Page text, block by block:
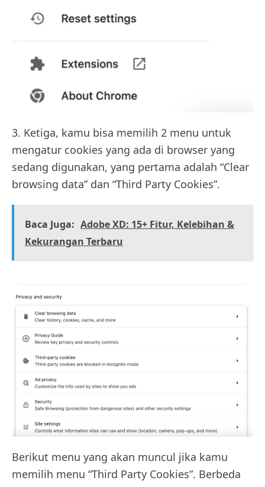
3. Ketiga, kamu bisa memilih 2 menu untuk
mengatur cookies yang ada di browser yang
sedang digunakan, yang pertama adalah “Clear
browsing data” dan “Third Party Cookies”.
Baca Juga: Adobe XD: 15+ Fitur, Kelebihan &
Kekurangan Terbaru
Berikut menu yang akan muncul jika kamu
memilih menu “Third Party Cookies”. Berbeda